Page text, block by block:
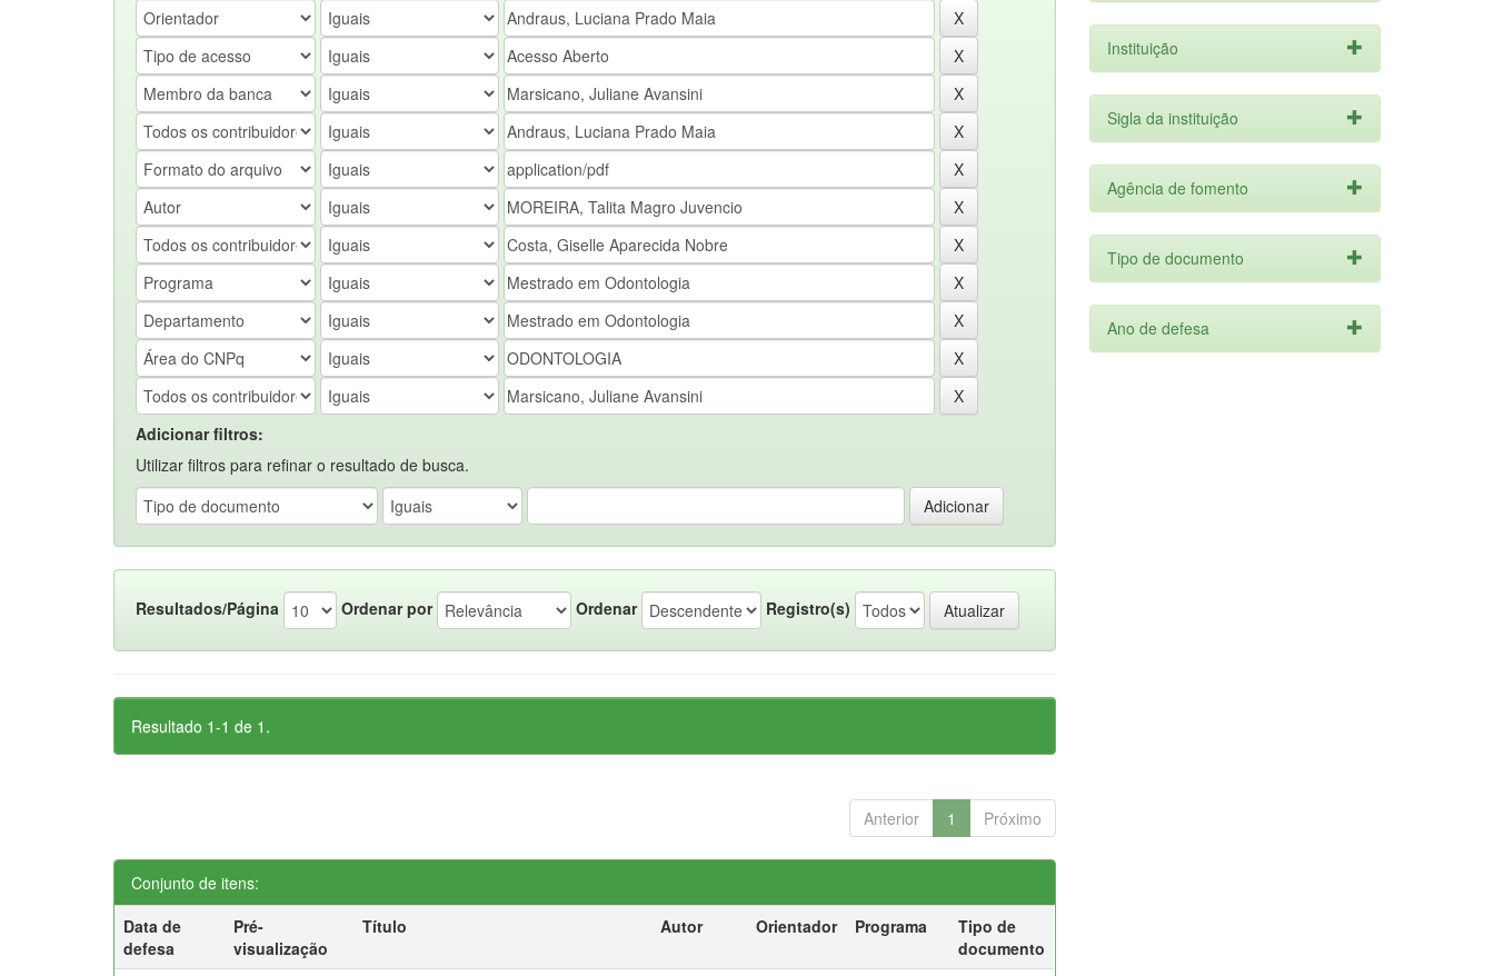
Adicionar filtros:
Utilizar filtros para refinar o resultado de busca.
Resultados/Página Ordenar por Ordenar Registro(s)
Resultado 1-1 de 1.
Anterior 1 Próximo
Conjunto de itens:
Data de
defesa
Pré-
visualização
Título Autor Orientador Programa
Tipo de
documento
Instituição
Sigla da instituição
Agência de fomento
Tipo de documento
Ano de defesa